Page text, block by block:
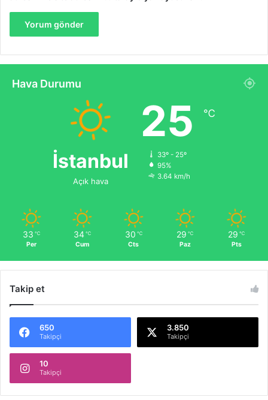
Hava Durumu
İstanbul
Açık hava
25 ℃
33º - 25º
95%
3.64 km/h
33 ℃
Per
34 ℃
Cum
30 ℃
Cts
29 ℃
Paz
29 ℃
Pts
Takip et
650
Takipçi
3.850
Takipçi
10
Takipçi